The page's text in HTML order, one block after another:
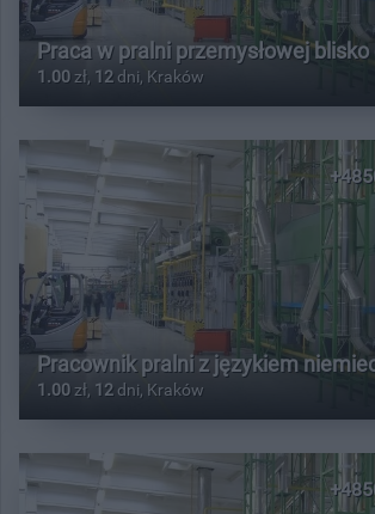
Praca w pralni przemysłowej
1.00 zł, 12 dni, Kraków
Pracownik pralni z językiem
1.00 zł, 12 dni, Kraków